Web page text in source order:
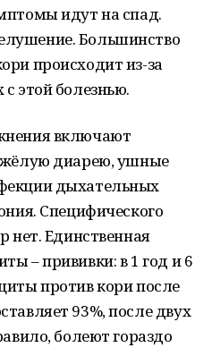
идут на спад.
Большинство
происходит из-за
этой болезнью.
включают
диарею, ушные
дыхательных
Специфического
нет. Единственная
– прививки: в 1 год и 6
против кори после
93%, после двух
болеют гораздо